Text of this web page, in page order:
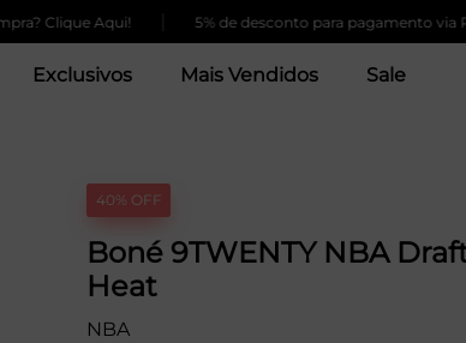
Aqui! | 5% de desconto para pagamento via Pix
Exclusivos Mais Vendidos Sale
40% OFF
Boné 9TWENTY NBA
Heat
NBA